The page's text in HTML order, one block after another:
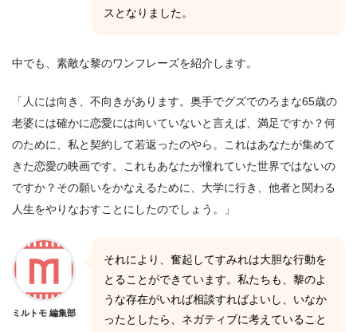
スとなりました。
中でも、素敵な黎のワンフレーズを紹介します。
「人には向き、不向きがあります。奥手でグズでのろまな65歳の
老婆には確かに恋愛には向いていないと言えば、満足ですか？何
のために、私と契約して若返ったのやら。これはあなたが集めて
きた恋愛の映画です。これもあなたが憧れていた世界ではないの
ですか？その願いをかなえるために、大学に行き、他者と関わる
人生をやりなおすことにしたのでしょう。」
ミルトモ 編集部
それにより、奮起してすみれは大胆な行動を
とることができています。私たちも、黎のよ
うな存在がいれば相談すればよいし、いなか
ったとしたら、ネガティブに考えていること